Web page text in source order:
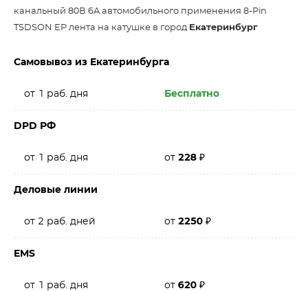
канальный 80В 6A автомобильного применения 8-Pin
TSDSON EP лента на катушке в город Екатеринбург
Самовывоз из Екатеринбурга
от 1 раб. дня Бесплатно
DPD РФ
от 1 раб. дня от 228 ₽
Деловые линии
от 2 раб. дней от 2250 ₽
EMS
от 1 раб. дня от 620 ₽